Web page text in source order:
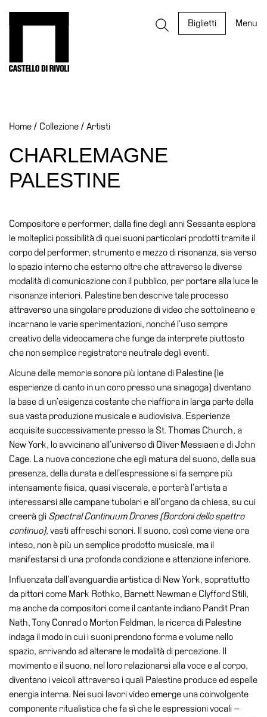
Biglietti Menu
Eventi
Archivi
del
Museo
EN
Collezione
Accessibilità
Educazione
Educazione
News
Dipartimento
Formazione
Ricerca
Famiglie
Scuole
Visite
guidate
Progetti
EN
Ricerca
Storia
Sedi
Tutte
sedi
Home / Collezione / Artisti
CHARLEMAGNE
PALESTINE
Compositore e performer, dalla fine degli anni Sessanta esplora
le molteplici possibilità di quei suoni particolari prodotti tramite il
corpo del performer, strumento e mezzo di risonanza, sia verso
lo spazio interno che esterno oltre che attraverso le diverse
modalità di comunicazione con il pubblico, per portare alla luce le
risonanze interiori. Palestine ben descrive tale processo
attraverso una singolare produzione di video che sottolineano e
incarnano le varie sperimentazioni, nonché l’uso sempre
creativo della videocamera che funge da interprete piuttosto
che non semplice registratore neutrale degli eventi.
Alcune delle memorie sonore più lontane di Palestine (le
esperienze di canto in un coro presso una sinagoga) diventano
la base di un’esigenza costante che riaffiora in larga parte della
sua vasta produzione musicale e audiovisiva. Esperienze
acquisite successivamente presso la St. Thomas Church, a
New York, lo avvicinano all’universo di Oliver Messiaen e di John
Cage. La nuova concezione che egli matura del suono, della sua
presenza, della durata e dell’espressione si fa sempre più
intensamente fisica, quasi viscerale, e porterà l’artista a
interessarsi alle campane tubolari e all’organo da chiesa, su cui
creerà gli Spectral Continuum Drones (Bordoni dello spettro
continuo), vasti affreschi sonori. Il suono, così come viene ora
inteso, non è più un semplice prodotto musicale, ma il
manifestarsi di una profonda condizione e attenzione inferiore.
Influenzata dall’avanguardia artistica di New York, soprattutto
da pittori come Mark Rothko, Barnett Newman e Clyfford Stili,
ma anche da compositori come il cantante indiano Pandit Pran
Nath, Tony Conrad o Morton Feldman, la ricerca di Palestine
indaga il modo in cui i suoni prendono forma e volume nello
spazio, arrivando ad alterare le modalità di percezione. Il
movimento e il suono, nel loro relazionarsi alla voce e al corpo,
diventano i veicoli attraverso i quali Palestine produce ed espelle
energia interna. Nei suoi lavori video emerge una coinvolgente
componente ritualistica che fa sì che le espressioni vocali –